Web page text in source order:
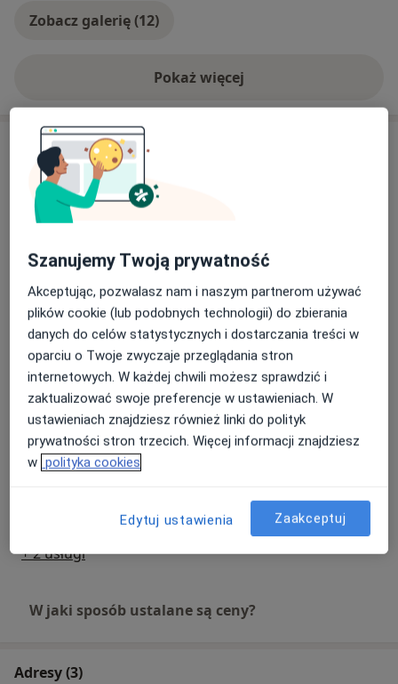
Zobacz galerię (12)
Pokaż więcejo doświadczeniu
Usługi i ceny
Konsultacja chirurga naczyniowego
450 zł Szczegóły
Laserowe zamykanie naczynek
Skleroterapia żylaków
Od 900 zł Szczegóły
USG doppler
Od 400 zł Szczegóły Umów wizytę
Umów wizytę
+ 2 usługi
W jaki sposób ustalane są ceny?
Adresy (3)
Szanujemy Twoją prywatność
Akceptując, pozwalasz nam i naszym partnerom używać
plików cookie (lub podobnych technologii) do zbierania
danych do celów statystycznych i dostarczania treści w
oparciu o Twoje zwyczaje przeglądania stron
internetowych. W każdej chwili możesz sprawdzić i
zaktualizować swoje preferencje w ustawieniach. W
ustawieniach znajdziesz również linki do polityk
prywatności stron trzecich. Więcej informacji znajdziesz
w polityka cookies
Edytuj ustawienia Zaakceptuj